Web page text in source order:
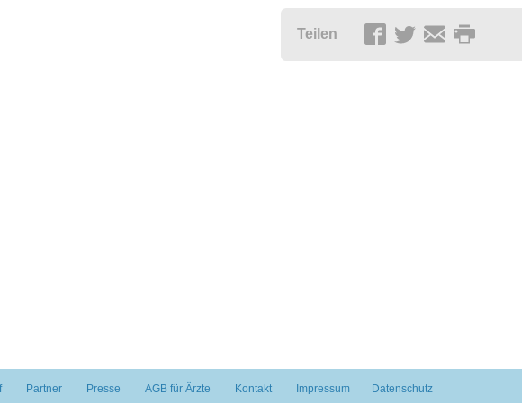
Teilen
Partner Presse AGB für Ärzte Kontakt Impressum Datenschutz